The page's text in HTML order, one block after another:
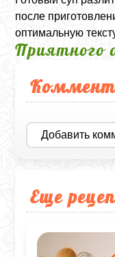
после
оптимальную
Приятного
Добавить
Еще